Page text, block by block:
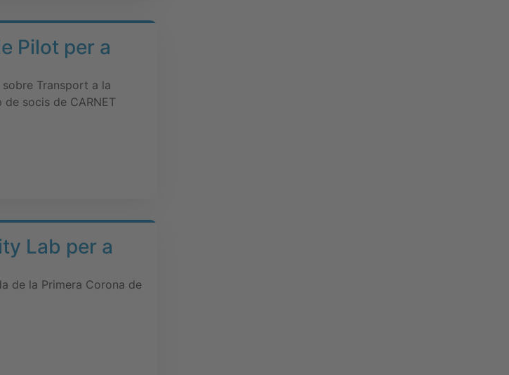
Pilot per a
Transport a la
socis de CARNET
Lab per a
de la Primera Corona de